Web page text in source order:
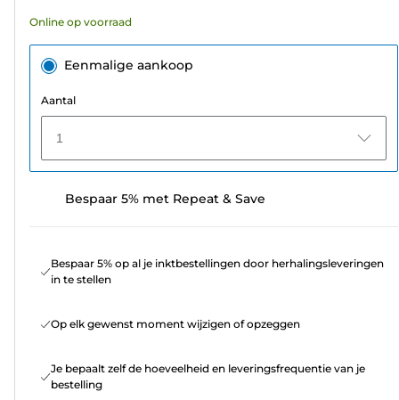
Online op voorraad
Eenmalige aankoop
Aantal
1
Bespaar 5% met Repeat & Save
Bespaar 5% op al je inktbestellingen door herhalingsleveringen
in te stellen
Op elk gewenst moment wijzigen of opzeggen
Je bepaalt zelf de hoeveelheid en leveringsfrequentie van je
bestelling